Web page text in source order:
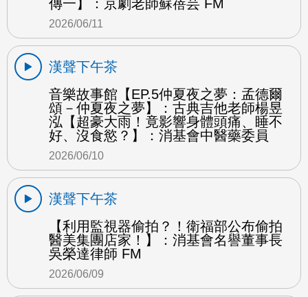
傳一】：京劇老師蘇蓓芸 FM
2026/06/11
漢聲下午茶
音樂故事館【EP.5仲夏夜之夢：孟德爾
頌－仲夏夜之夢】：古典吉他老師楊昱
泓【超豪大雨！竟影響身體頭痛、睡不
好、沒食慾？】：消基會中醫藥委員
2026/06/10
漢聲下午茶
【利用監視器偷拍？！衛福部公布偷拍
醫美集團店家！】：消基會名譽董事長
吳榮達律師 FM
2026/06/09